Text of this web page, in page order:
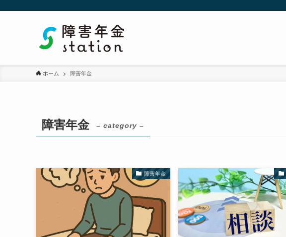
ホーム 障害年金
障害年金 – category –
障害年金